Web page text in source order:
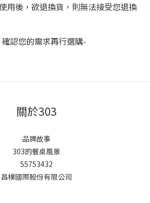
用後，欲退換貨，則無法接受您退換
認您的需求再行選購-
關於303
品牌故事
303的餐桌風景
55753432
昌樸國際股份有限公司